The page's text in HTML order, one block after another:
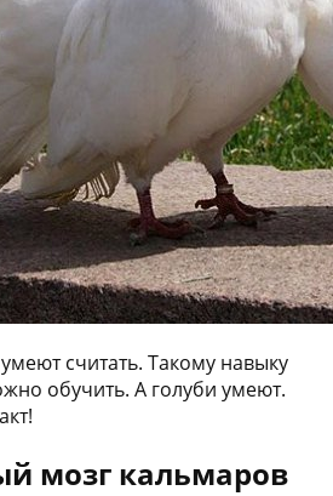
считать. Такому навыку
обучить. А голуби умеют.
мозг кальмаров